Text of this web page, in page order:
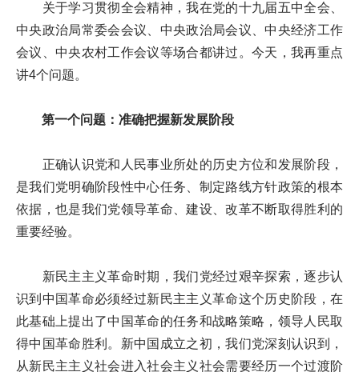
关于学习贯彻全会精神，我在党的十九届五中全会、
中央政治局常委会会议、中央政治局会议、中央经济工作
会议、中央农村工作会议等场合都讲过。今天，我再重点
讲4个问题。
第一个问题：准确把握新发展阶段
正确认识党和人民事业所处的历史方位和发展阶段，
是我们党明确阶段性中心任务、制定路线方针政策的根本
依据，也是我们党领导革命、建设、改革不断取得胜利的
重要经验。
新民主主义革命时期，我们党经过艰辛探索，逐步认
识到中国革命必须经过新民主主义革命这个历史阶段，在
此基础上提出了中国革命的任务和战略策略，领导人民取
得中国革命胜利。新中国成立之初，我们党深刻认识到，
从新民主主义社会进入社会主义社会需要经历一个过渡阶